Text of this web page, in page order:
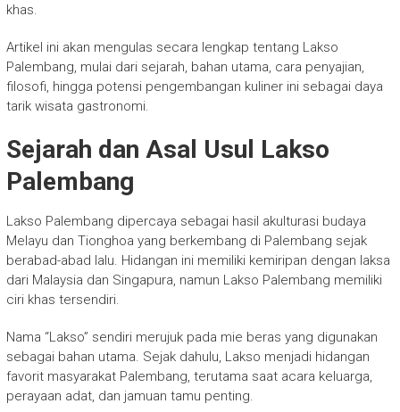
khas.
Artikel ini akan mengulas secara lengkap tentang Lakso
Palembang, mulai dari sejarah, bahan utama, cara penyajian,
filosofi, hingga potensi pengembangan kuliner ini sebagai daya
tarik wisata gastronomi.
Sejarah dan Asal Usul Lakso
Palembang
Lakso Palembang dipercaya sebagai hasil akulturasi budaya
Melayu dan Tionghoa yang berkembang di Palembang sejak
berabad-abad lalu. Hidangan ini memiliki kemiripan dengan laksa
dari Malaysia dan Singapura, namun Lakso Palembang memiliki
ciri khas tersendiri.
Nama “Lakso” sendiri merujuk pada mie beras yang digunakan
sebagai bahan utama. Sejak dahulu, Lakso menjadi hidangan
favorit masyarakat Palembang, terutama saat acara keluarga,
perayaan adat, dan jamuan tamu penting.